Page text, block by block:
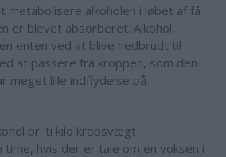
metabolisere alkoholen i løbet af få
er blevet absorberet. Alkohol
enten ved at blive nedbrudt til
at passere fra kroppen, som den
meget lille indflydelse på
pr. ti kilo kropsvægt
time, hvis der er tale om en voksen i